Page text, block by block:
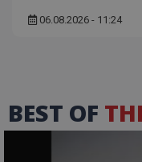
06.08.2026 - 11:24
BEST OF